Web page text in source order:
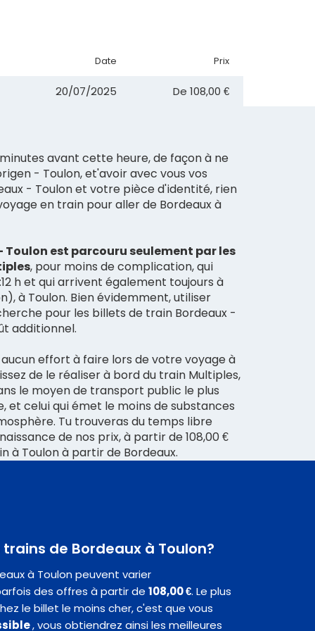
Date Prix
20/07/2025 De 108,00 €
avant cette heure, de façon à ne
- Toulon, et'avoir avec vous vos
- Toulon et votre pièce d'identité, rien
en train pour aller de Bordeaux à
Toulon est parcouru seulement par les
Multiples, pour moins de complication, qui
h et qui arrivent également toujours à
à Toulon. Bien évidemment, utiliser
pour les billets de train Bordeaux -
additionnel.
effort à faire lors de votre voyage à
de le réaliser à bord du train Multiples,
le moyen de transport public le plus
et celui qui émet le moins de substances
Tu trouveras du temps libre
de nos prix, à partir de 108,00 €
à Toulon à partir de Bordeaux.
de Bordeaux à Toulon?
à Toulon peuvent varier
des offres à partir de 108,00 €. Le plus
le billet le moins cher, c'est que vous
, vous obtiendrez ainsi les meilleures